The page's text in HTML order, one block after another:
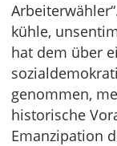
kühle,
hat dem über
genommen,
historische
Emanzipation